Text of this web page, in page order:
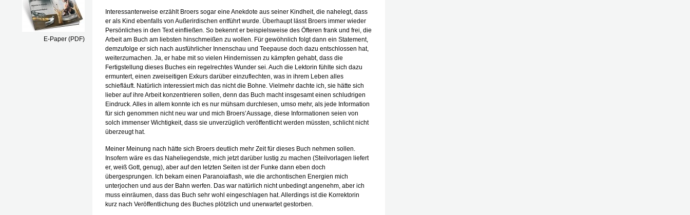
E-Paper (PDF)
Interessanterweise erzählt Broers sogar eine Anekdote aus seiner Kindheit, die nahelegt, dass
er als Kind ebenfalls von Außerirdischen entführt wurde. Überhaupt lässt Broers immer wieder
Persönliches in den Text einfließen. So bekennt er beispielsweise des Öfteren frank und frei, die
Arbeit am Buch am liebsten hinschmeißen zu wollen. Für gewöhnlich folgt dann ein Statement,
demzufolge er sich nach ausführlicher Innenschau und Teepause doch dazu entschlossen hat,
weiterzumachen. Ja, er habe mit so vielen Hindernissen zu kämpfen gehabt, dass die
Fertigstellung dieses Buches ein regelrechtes Wunder sei. Auch die Lektorin fühlte sich dazu
ermuntert, einen zweiseitigen Exkurs darüber einzuflechten, was in ihrem Leben alles
schiefläuft. Natürlich interessiert mich das nicht die Bohne. Vielmehr dachte ich, sie hätte sich
lieber auf ihre Arbeit konzentrieren sollen, denn das Buch macht insgesamt einen schludrigen
Eindruck. Alles in allem konnte ich es nur mühsam durchlesen, umso mehr, als jede Information
für sich genommen nicht neu war und mich Broers’Aussage, diese Informationen seien von
solch immenser Wichtigkeit, dass sie unverzüglich veröffentlicht werden müssten, schlicht nicht
überzeugt hat.
Meiner Meinung nach hätte sich Broers deutlich mehr Zeit für dieses Buch nehmen sollen.
Insofern wäre es das Naheliegendste, mich jetzt darüber lustig zu machen (Steilvorlagen liefert
er, weiß Gott, genug), aber auf den letzten Seiten ist der Funke dann eben doch
übergesprungen. Ich bekam einen Paranoiaflash, wie die archontischen Energien mich
unterjochen und aus der Bahn werfen. Das war natürlich nicht unbedingt angenehm, aber ich
muss einräumen, dass das Buch sehr wohl eingeschlagen hat. Allerdings ist die Korrektorin
kurz nach Veröffentlichung des Buches plötzlich und unerwartet gestorben.